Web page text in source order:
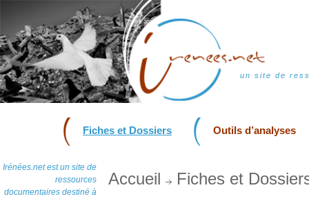
un site de
Fiches et Dossiers Outils d’analyses
Irénées.net est un site de
ressources
documentaires destiné à
Accueil Fiches et